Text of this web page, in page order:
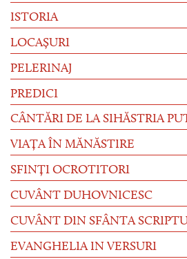
ISTORIA
LOCAȘURI
PELERINAJ
PREDICI
CÂNTĂRI DE LA SIHĂSTRIA
VIAȚA ÎN MĂNĂSTIRE
SFINȚI OCROTITORI
CUVÂNT DUHOVNICESC
CUVÂNT DIN SFÂNTA
EVANGHELIA IN VERSURI